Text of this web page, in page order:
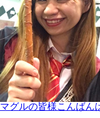
マグルの皆様こんばん